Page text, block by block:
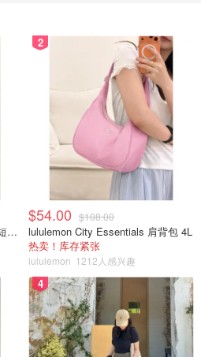
和川普正式拆伙👋卸任政府职
别白宫重返科技帝国！
是有鸡腿吃 1330
第13次当爹！“这个女生会是马
一个孩子他妈”，网友15个月前
了
是有鸡腿吃 3250
lululemon Softstreme 女士高腰短裤 10cm
2
$54.00 $108.00
lululemon City Essentials 肩背包 4L
热卖！库存紧张
lululemon 1212人感兴趣
4